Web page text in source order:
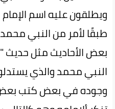
ويطلقون عليه اسم
طبقًا لأمر من النبي
بعض الأحاديث مثل حديث
النبي محمد والذي
وجوده في بعض كتب بعض